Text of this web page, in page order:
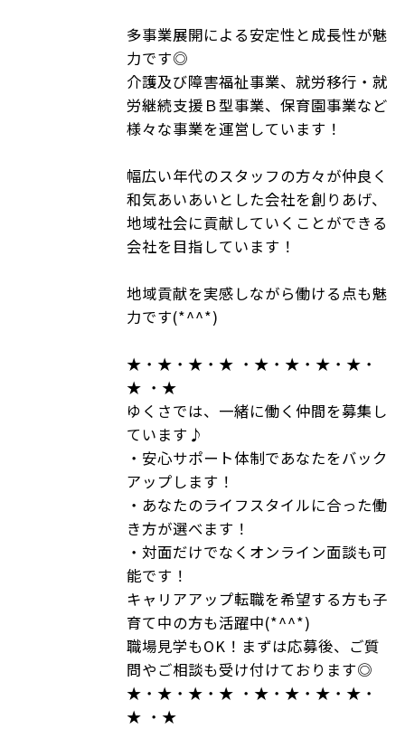
多事業展開による安定性と成長性が魅
力です◎
介護及び障害福祉事業、就労移行・就
労継続支援Ｂ型事業、保育園事業など
様々な事業を運営しています！
幅広い年代のスタッフの方々が仲良く
和気あいあいとした会社を創りあげ、
地域社会に貢献していくことができる
会社を目指しています！
地域貢献を実感しながら働ける点も魅
力です(*^^*)
★・★・★・★ ・★・★・★・★・
★ ・★
ゆくさでは、一緒に働く仲間を募集し
ています♪
・安心サポート体制であなたをバック
アップします！
・あなたのライフスタイルに合った働
き方が選べます！
・対面だけでなくオンライン面談も可
能です！
キャリアアップ転職を希望する方も子
育て中の方も活躍中(*^^*)
職場見学もOK！まずは応募後、ご質
問やご相談も受け付けております◎
★・★・★・★ ・★・★・★・★・
★ ・★